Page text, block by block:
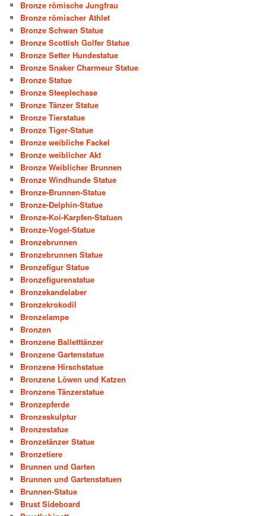
Bronze römische Jungfrau
Bronze römischer Athlet
Bronze Schwan Statue
Bronze Scottish Golfer Statue
Bronze Setter Hundestatue
Bronze Snaker Charmeur Statue
Bronze Statue
Bronze Steeplechase
Bronze Tänzer Statue
Bronze Tierstatue
Bronze Tiger-Statue
Bronze weibliche Fackel
Bronze weiblicher Akt
Bronze Weiblicher Brunnen
Bronze Windhunde Statue
Bronze-Brunnen-Statue
Bronze-Delphin-Statue
Bronze-Koi-Karpfen-Statuen
Bronze-Vogel-Statue
Bronzebrunnen
Bronzebrunnen Statue
Bronzefigur Statue
Bronzefigurenstatue
Bronzekandelaber
Bronzekrokodil
Bronzelampe
Bronzen
Bronzene Balletttänzer
Bronzene Gartenstatue
Bronzene Hirschstatue
Bronzene Löwen und Katzen
Bronzene Tänzerstatue
Bronzepferde
Bronzeskulptur
Bronzestatue
Bronzetänzer Statue
Bronzetiere
Brunnen und Garten
Brunnen und Gartenstatuen
Brunnen-Statue
Brust Sideboard